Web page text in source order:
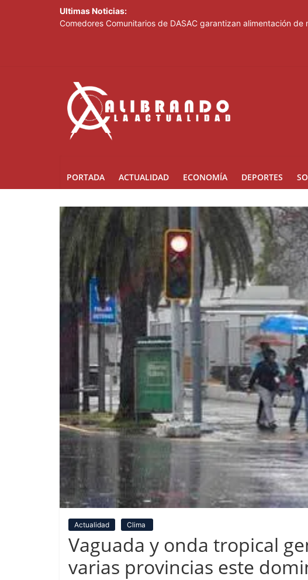
Ultimas Noticias:
Comedores Comunitarios de DASAC garantizan alimentación
PORTADA ACTUALIDAD ECONOMÍA DEPORTES
Actualidad Clima
Vaguada y onda tropical
varias provincias este